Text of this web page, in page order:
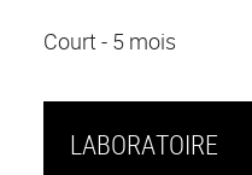
Court - 5 mois
LABORATOIRE